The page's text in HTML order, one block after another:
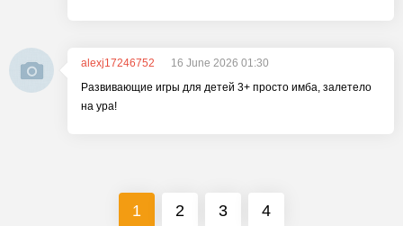
alexj17246752
16 June 2026 01:30
Развивающие игры для детей 3+ просто имба, залетело
на ура!
1 2 3 4